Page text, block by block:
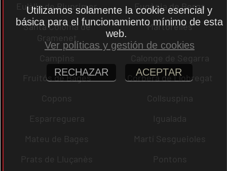
Eulàlia de Riuprimer
Eugènia de Berga
Santa Coloma de
Gramenet
Martorelles
Campins
Calonge de Segarra
Fruitós de Bages
Corbera de Llobregat
Copons
Collsuspina
Esparreguera
Igualada
Mateu de Bages
Martí Sesgueioles
Prats de Lluçanès
Pontons
Utilizamos solamente la cookie esencial y
básica para el funcionamiento mínimo de esta
web.
Ver políticas y gestión de cookies
RECHAZAR ACEPTAR